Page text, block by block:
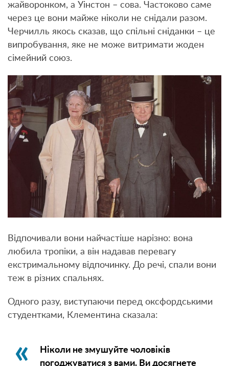
жайворонком, а Уінстон – сова. Частоково саме
через це вони майже ніколи не снідали разом.
Черчилль якось сказав, що спільні сніданки – це
випробування, яке не може витримати жоден
сімейний союз.
Відпочивали вони найчастіше нарізно: вона
любила тропіки, а він надавав перевагу
екстримальному відпочинку. До речі, спали вони
теж в різних спальнях.
Одного разу, виступаючи перед оксфордськими
студентками, Клементина сказала:
Ніколи не змушуйте чоловіків
погоджуватися з вами. Ви досягнете